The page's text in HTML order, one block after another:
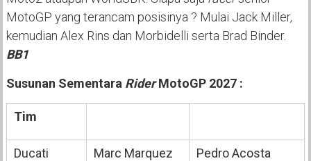
MotoGP yang terancam posisinya ? Mulai Jack Miller,
kemudian Alex Rins dan Morbidelli serta Brad Binder.
BB1
Susunan Sementara RiderMotoGP 2027 :
Tim
Ducati Marc Marquez
Pedro Acosta